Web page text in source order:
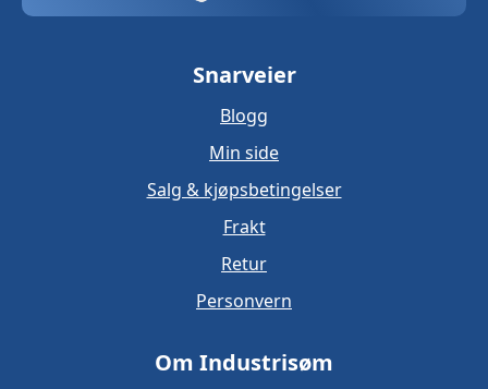
Snarveier
Blogg
Min side
Salg & kjøpsbetingelser
Frakt
Retur
Personvern
Om Industrisøm